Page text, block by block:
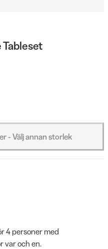
- Välj annan storlek
4 personer med
var och en.